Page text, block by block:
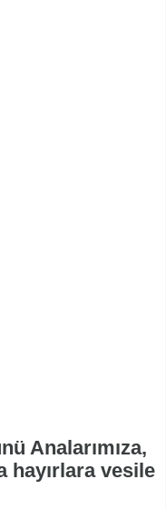
Analarımıza,
hayırlara vesile